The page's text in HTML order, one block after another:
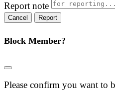
Report note
Report
Block Member?
Please confirm you want to